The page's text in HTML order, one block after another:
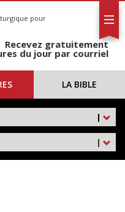
pour
Recevez gratuitement
du jour par courriel
LA BIBLE
|
|